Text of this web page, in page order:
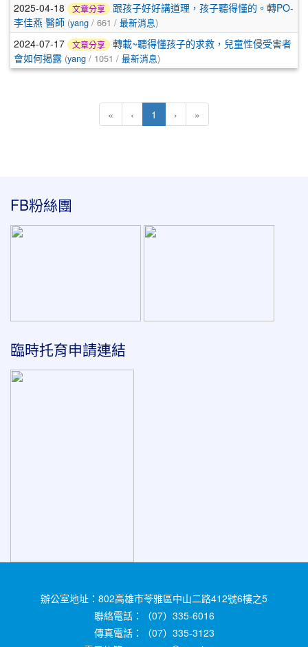
2025-04-18 文章分享
跟孩子好好講道理，孩子聽得懂的。轉PO-
李佳燕 醫師 (yang / 661 / 最新消息)
2024-07-17 文章分享
轉載~聽得懂孩子的求救，兒童性侵受害者
會如何揭露 (yang / 1051 / 最新消息)
« ‹ 1 (current)
› »
FB粉絲團
臨時托育申請連結
辦公室地址：802高雄市苓雅區中山二路412號6樓之5
聯絡電話：（07）335-6016
傳真電話：（07）335-3123